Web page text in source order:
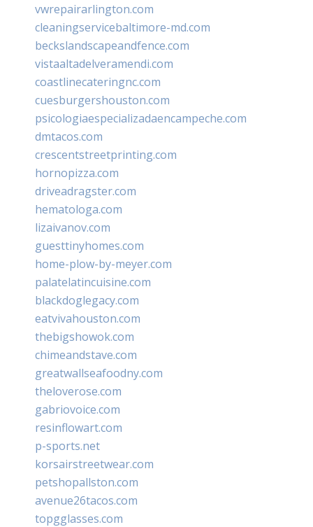
vwrepairarlington.com
cleaningservicebaltimore-md.com
beckslandscapeandfence.com
vistaaltadelveramendi.com
coastlinecateringnc.com
cuesburgershouston.com
psicologiaespecializadaencampeche.com
dmtacos.com
crescentstreetprinting.com
hornopizza.com
driveadragster.com
hematologa.com
lizaivanov.com
guesttinyhomes.com
home-plow-by-meyer.com
palatelatincuisine.com
blackdoglegacy.com
eatvivahouston.com
thebigshowok.com
chimeandstave.com
greatwallseafoodny.com
theloverose.com
gabriovoice.com
resinflowart.com
p-sports.net
korsairstreetwear.com
petshopallston.com
avenue26tacos.com
topgglasses.com